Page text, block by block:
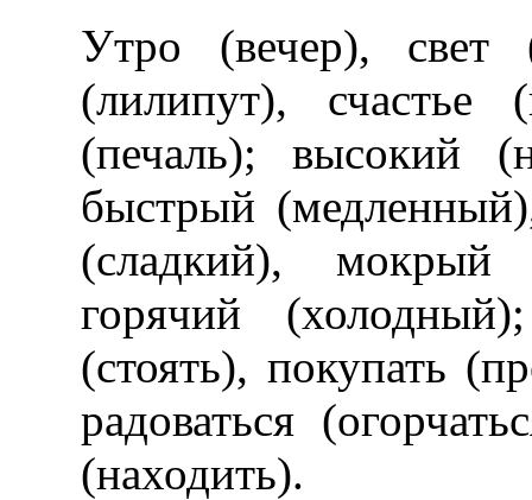
Утро (вечер), свет
(лилипут), счастье
(печаль); высокий
быстрый
(сладкий), мокрый
горячий
(стоять), покупать
радоваться
(находить).